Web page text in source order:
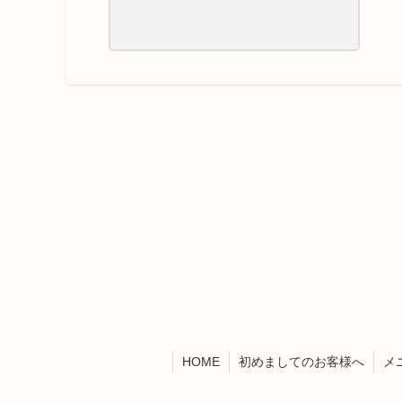
HOME 初めましてのお客様へ メ